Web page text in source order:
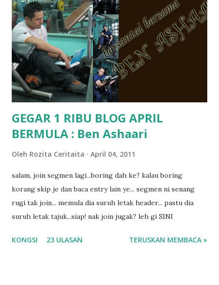
terasa jugak semakin teruk bila abg long dah masuk 2 tahun
kat salah satu tadika swasta ni.. tapi nampaknya kenal huruf
pun tak tau.. pengsan aku bila ingat balik.. aku mula fikir
mungkin sebab abg long sendiri jenis budak yang ada
masalah dyslexia.. tapi minor la.. nanti la aku cerita pasal
dyslexia tu.. lepas tu kami buat keputusan pu...
GEGAR 1 RIBU BLOG APRIL
BERMULA : Ben Ashaari
Oleh Rozita Ceritaita April 04, 2011
salam, join segmen lagi...boring dah ke? kalau boring
korang skip je dan baca entry lain ye... segmen ni senang
rugi tak join... memula dia suruh letak header... pastu dia
suruh letak tajuk...siap! nak join jugak? leh gi SINI
KONGSI 23 ULASAN TERUSKAN MEMBACA »